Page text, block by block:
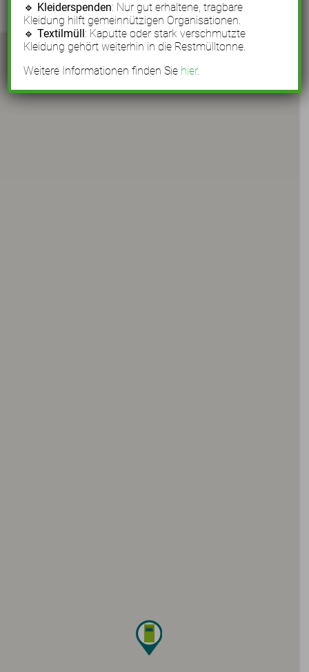
🔹 Kleiderspenden: Nur gut erhaltene, tragbare
Kleidung hilft gemeinnützigen Organisationen.
🔹Textilmüll: Kaputte oder stark verschmutzte
Kleidung gehört weiterhin in die Restmülltonne.
Weitere Informationen finden Sie hier.